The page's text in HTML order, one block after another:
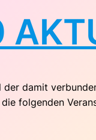
damit
folgenden